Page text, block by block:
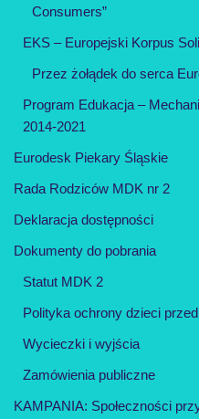
Consumers”
EKS – Europejski Korpus
Przez żołądek do serca
Program Edukacja –
2014-2021
Eurodesk Piekary Śląskie
Rada Rodziców MDK nr 2
Deklaracja dostępności
Dokumenty do pobrania
Statut MDK 2
Polityka ochrony dzieci
Wycieczki i wyjścia
Zamówienia publiczne
KAMPANIA: Społeczności